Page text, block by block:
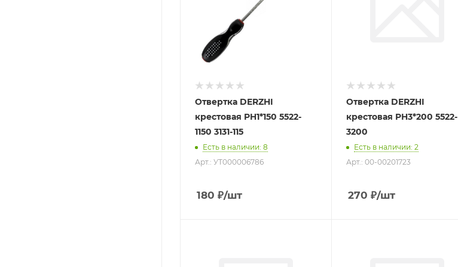
Отвертка DERZHI
крестовая PH1*150 5522-
1150 3131-115
Есть в наличии: 8
Арт.: УТ000006786
180 ₽/шт
Отвертка DERZHI
крестовая PH3*200 5522-
3200
Есть в наличии: 2
Арт.: 00-00201723
270 ₽/шт